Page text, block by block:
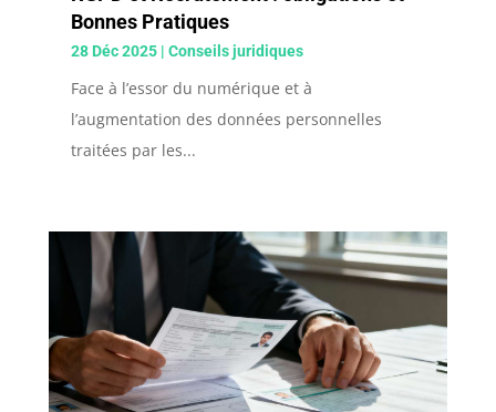
Bonnes Pratiques
28 Déc 2025| Conseils juridiques
Face à l’essor du numérique et à
l’augmentation des données personnelles
traitées par les...